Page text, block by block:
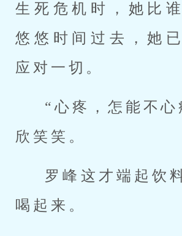
生死危机时，她比
悠悠时间过去，她
应对一切。
“心疼，怎能不心
欣笑笑。
罗峰这才端起饮
喝起来。